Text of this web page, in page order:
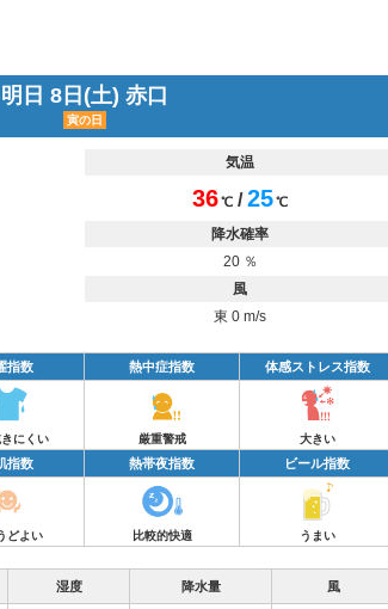
明日 8日(土) 赤口
寅の日
気温
36℃ /25℃
降水確率
20 ％
風
東 0 m/s
指数 熱中症指数 体感ストレス指数
にくい 厳重警戒 大きい
指数 熱帯夜指数 ビール指数
どよい 比較的快適 うまい
湿度 降水量 風